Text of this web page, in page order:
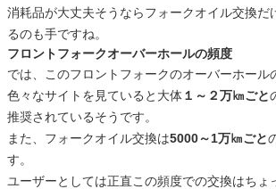
消耗品が大丈夫そうならフォークオイル交換だ
るのも手ですね。
フロントフォークオーバーホールの頻度
では、このフロントフォークのオーバーホール
色々なサイトを見ていると大体１～２万㎞ごと
推奨されているそうです。
また、フォークオイル交換は5000～1万㎞ごと
す。
ユーザーとしては正直この頻度での交換はち